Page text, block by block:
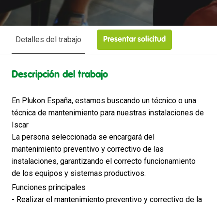
Detalles del trabajo Presentar solicitud
Descripción del trabajo
En Plukon España, estamos buscando un técnico o una
técnica de mantenimiento para nuestras instalaciones de
Iscar
La persona seleccionada se encargará del
mantenimiento preventivo y correctivo de las
instalaciones, garantizando el correcto funcionamiento
de los equipos y sistemas productivos.
Funciones principales
- Realizar el mantenimiento preventivo y correctivo de la